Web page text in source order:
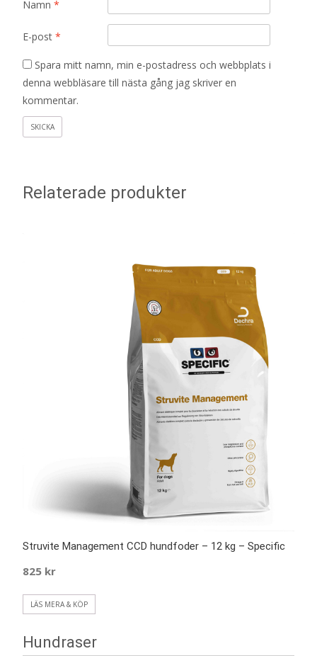
Namn *
E-post *
Spara mitt namn, min e-postadress och webbplats i
denna webbläsare till nästa gång jag skriver en
kommentar.
Relaterade produkter
Struvite Management CCD hundfoder – 12 kg – Specific
825 kr
LÄS MERA & KÖP
Hundraser